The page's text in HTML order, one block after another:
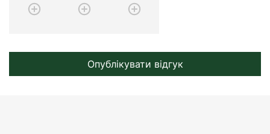
Опублікувати відгук